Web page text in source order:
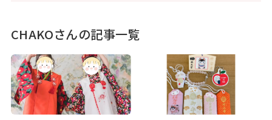
CHAKOさんの記事一覧